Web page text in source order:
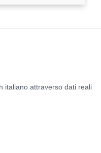
italiano attraverso dati reali